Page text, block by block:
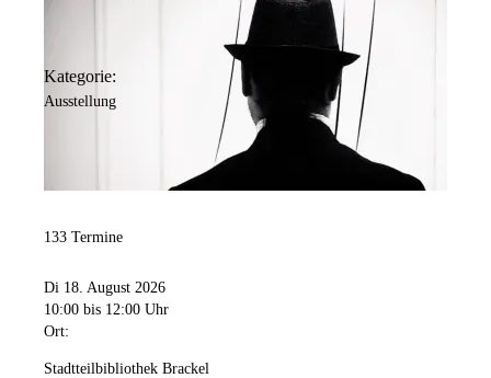
Kategorie:
Ausstellung
133 Termine
Di 18. August 2026
10:00 bis 12:00 Uhr
Ort:
Stadtteilbibliothek Brackel